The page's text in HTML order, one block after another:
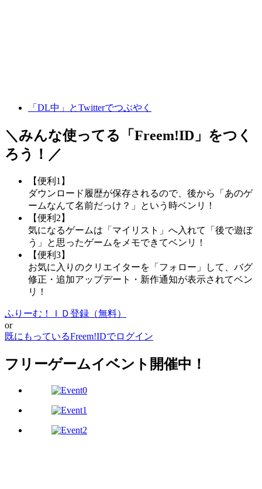
「DL中」とTwitterでつぶやく
＼みんな使ってる「 Freem!ID 」をつく
ろう！／
【便利1】
ダウンロード履歴が保存されるので、後から「あのゲ
ームなんて名前だっけ？」という時ベンリ！
【便利2】
気になるゲームは「マイリスト」へ入れて「後で遊ぼ
う」と思ったゲームをメモできてベンリ！
【便利3】
お気に入りのクリエイターを「フォロー」して、バグ
修正・追加アップデート・新作通知が表示されてベン
リ！
ふりーむ！ＩＤ登録（無料）
or
既にもっているFreem!IDでログイン
フリーゲームイベント開催中！